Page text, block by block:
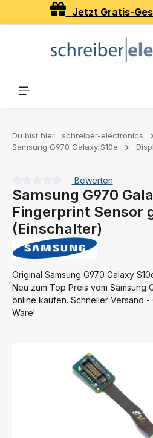
Zum Hauptinhalt springen
Jetzt Gratis-
Du bist hier: schreiber-electronics
Samsung G970 Galaxy S10e
Durchschnittliche Bewertung von 0
Bewerten
Samsung G970
Fingerprint Sensor
(Einschalter)
Original Samsung G970 Galaxy
Neu zum Top Preis vom Samsung
online kaufen. Schneller Versand -
Ware!